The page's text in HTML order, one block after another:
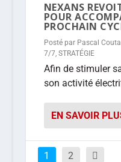
NEXANS
POUR
PROCHAIN
Posté par Pascal
7/7, STRATÉGIE
Afin de stimuler
son activité
EN SAVOIR
1 2